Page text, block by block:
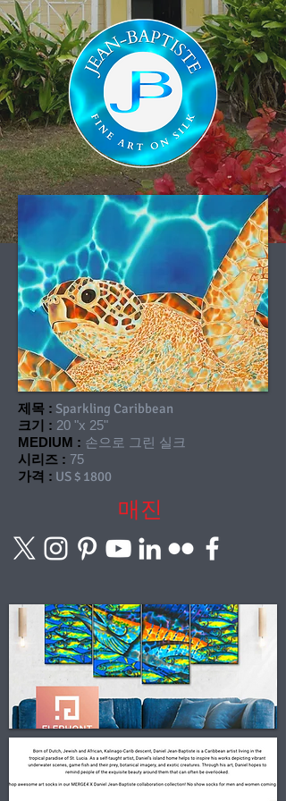
제목 : Sparkling Caribbean
크기 : 20 "x 25"
MEDIUM : 손으로 그린 실크
시리즈 : 75
가격 : US $ 1800
매진